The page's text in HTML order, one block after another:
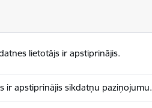
lietotājs ir apstiprinājis.
ir apstiprinājis sīkdatņu paziņojumu.